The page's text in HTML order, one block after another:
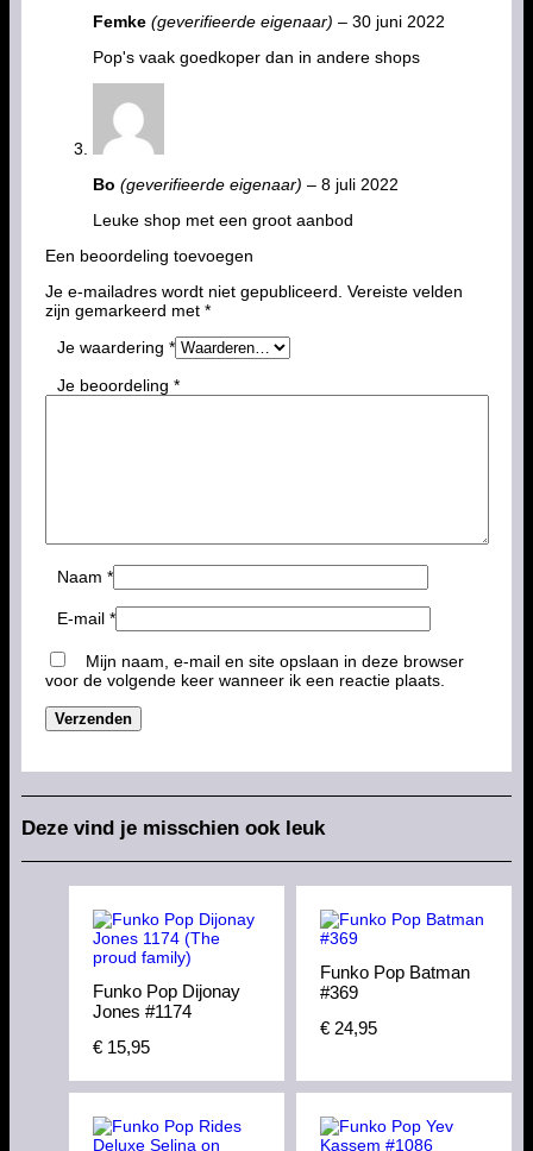
Femke (geverifieerde eigenaar) – 30 juni 2022
Pop's vaak goedkoper dan in andere shops
Bo (geverifieerde eigenaar) – 8 juli 2022
Leuke shop met een groot aanbod
Een beoordeling toevoegen
Je e-mailadres wordt niet gepubliceerd. Vereiste velden
zijn gemarkeerd met *
Je waardering *
Je beoordeling *
Naam *
E-mail *
Mijn naam, e-mail en site opslaan in deze browser
voor de volgende keer wanneer ik een reactie plaats.
Deze vind je misschien ook leuk
Funko Pop Dijonay
Jones #1174
€ 15,95
Funko Pop Batman
#369
€ 24,95